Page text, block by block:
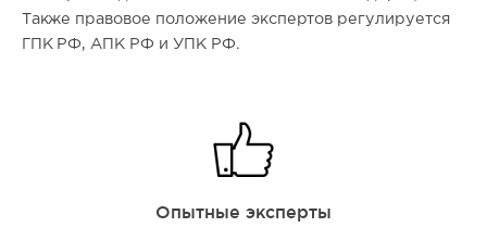
Также правовое положение экспертов регулируется
ГПК РФ, АПК РФ и УПК РФ.
Опытные эксперты